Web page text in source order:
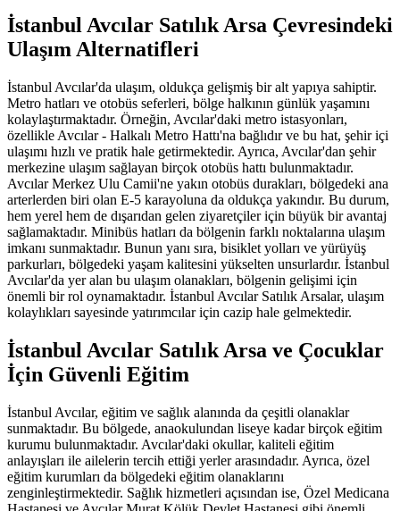
İstanbul Avcılar Satılık Arsa Çevresindeki
Ulaşım Alternatifleri
İstanbul Avcılar'da ulaşım, oldukça gelişmiş bir alt yapıya sahiptir.
Metro hatları ve otobüs seferleri, bölge halkının günlük yaşamını
kolaylaştırmaktadır. Örneğin, Avcılar'daki metro istasyonları,
özellikle Avcılar - Halkalı Metro Hattı'na bağlıdır ve bu hat, şehir içi
ulaşımı hızlı ve pratik hale getirmektedir. Ayrıca, Avcılar'dan şehir
merkezine ulaşım sağlayan birçok otobüs hattı bulunmaktadır.
Avcılar Merkez Ulu Camii'ne yakın otobüs durakları, bölgedeki ana
arterlerden biri olan E-5 karayoluna da oldukça yakındır. Bu durum,
hem yerel hem de dışarıdan gelen ziyaretçiler için büyük bir avantaj
sağlamaktadır. Minibüs hatları da bölgenin farklı noktalarına ulaşım
imkanı sunmaktadır. Bunun yanı sıra, bisiklet yolları ve yürüyüş
parkurları, bölgedeki yaşam kalitesini yükselten unsurlardır. İstanbul
Avcılar'da yer alan bu ulaşım olanakları, bölgenin gelişimi için
önemli bir rol oynamaktadır. İstanbul Avcılar Satılık Arsalar, ulaşım
kolaylıkları sayesinde yatırımcılar için cazip hale gelmektedir.
İstanbul Avcılar Satılık Arsa ve Çocuklar
İçin Güvenli Eğitim
İstanbul Avcılar, eğitim ve sağlık alanında da çeşitli olanaklar
sunmaktadır. Bu bölgede, anaokulundan liseye kadar birçok eğitim
kurumu bulunmaktadır. Avcılar'daki okullar, kaliteli eğitim
anlayışları ile ailelerin tercih ettiği yerler arasındadır. Ayrıca, özel
eğitim kurumları da bölgedeki eğitim olanaklarını
zenginleştirmektedir. Sağlık hizmetleri açısından ise, Özel Medicana